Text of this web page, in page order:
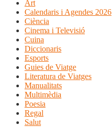
Art
Calendaris i Agendes 2026
Ciència
Cinema i Televisió
Cuina
Diccionaris
Esports
Guies de Viatge
Literatura de Viatges
Manualitats
Multimèdia
Poesia
Regal
Salut